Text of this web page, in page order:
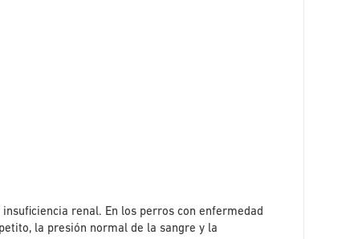
renal. En los perros con enfermedad
la presión normal de la sangre y la